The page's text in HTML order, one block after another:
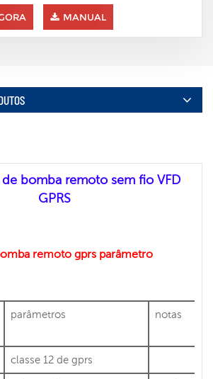
MANUAL
bomba remoto sem fio VFD
GPRS
remoto gprs parâmetro
parâmetros notas
classe 12 de gprs